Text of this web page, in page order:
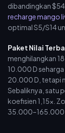
dibandingkan
recharge mango
optimal S5/S14
Paket Nilai
menghilangkan
10.000 D
20.000 D, tetapi
Sebaliknya, satu
koefisien 1,15x.
35.000–165.000